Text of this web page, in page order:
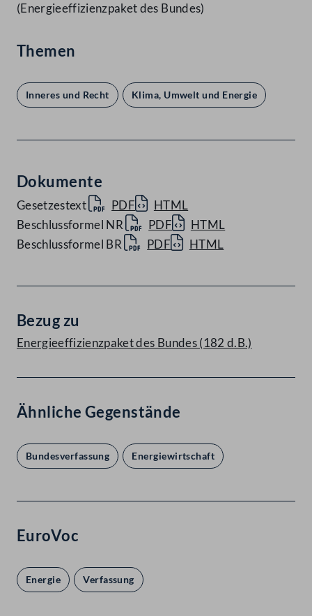
(Energieeffizienzpaket des Bundes)
Themen
Inneres und Recht Klima, Umwelt und Energie
Dokumente
Gesetzestext PDF
HTML
Beschlussformel NR
PDF
HTML
Beschlussformel BR
PDF HTML
Bezug zu
Energieeffizienzpaket des Bundes (182 d.B.)
Ähnliche Gegenstände
Bundesverfassung Energiewirtschaft
EuroVoc
Energie Verfassung